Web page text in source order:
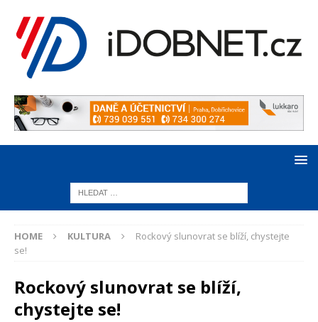
HOME KULTURA
Rockový slunovrat se blíží, chystejte
se!
Rockový slunovrat se blíží,
chystejte se!